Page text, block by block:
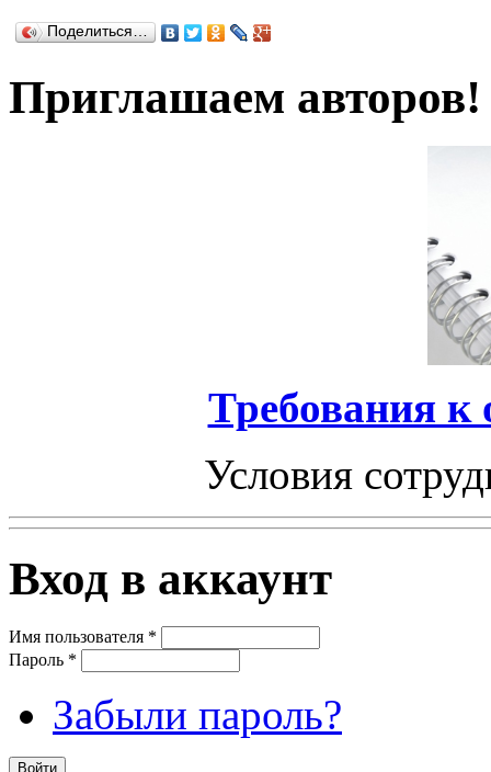
Поделиться…
Приглашаем авторов!
Требования к
Условия
Вход в аккаунт
Имя пользователя *
Пароль *
Забыли пароль?